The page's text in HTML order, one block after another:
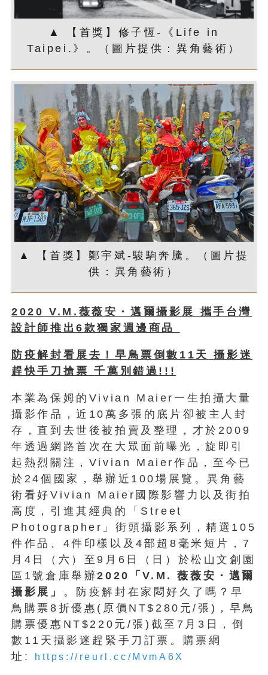
▲ 【首獎】修子恆-《Life in
Taipei.》。（圖片提供：異角藝術）
▲ 【首獎】鄭宇斌-駿駒奔騰。（圖片提
供：異角藝術）
2020 V.M. 薇薇安・邁爾攝影展
攜手台灣
設計師推出6 款獨家週邊商品
防疫解封看展去！早鳥票倒數 11 天
攝影迷
趕快手刀搶票
千萬別錯過 !!!
本業為保姆的Vivian Maier一生拍攝大量
攝影作品，近10萬多張的底片卻被主人封
存，直到去世後被拍賣及整理，才於2009
年透過網路首次在大眾面前曝光，旋即引
起熱烈關注，Vivian Maier作品，至今已
於24個國家，舉辦近100場展覽。異角藝
術看好Vivian Maier國際影響力以及街拍
高度，引進其經典的「Street
Photographer」街頭攝影系列，精選105
件作品、4件印樣以及4部超8毫米短片，7
月4日（六）至9月6日（日）於松山文創園
區1號倉庫舉辦2020「V.M. 薇薇安・邁爾
攝影展」
。防疫解封在家悶好久了嗎？早
鳥購票8折優惠(原價NT$280元/張)，早鳥
購票優惠NT$220元/張)截至7月3日，倒
數11天攝影迷趕緊手刀訂票。購票網
址:
https://reurl.cc/MvmA6X